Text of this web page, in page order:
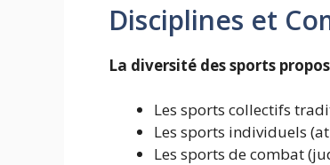
Disciplines et
La diversité des sports
Les sports collectifs
Les sports individuels
Les sports de combat